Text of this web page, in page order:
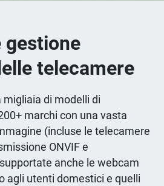
gestione
telecamere
migliaia di modelli di
marchi con una vasta
(incluse le telecamere
ONVIF e
anche le webcam
agli utenti domestici e quelli